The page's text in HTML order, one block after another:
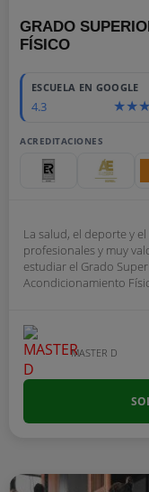
GRADO
FÍSICO
ESCUELA EN GOOGLE
4.3
ACREDITACIONES
La salud, el deporte y
profesionales y muy
estudiar el Grado
Acondicionamiento
MASTER D